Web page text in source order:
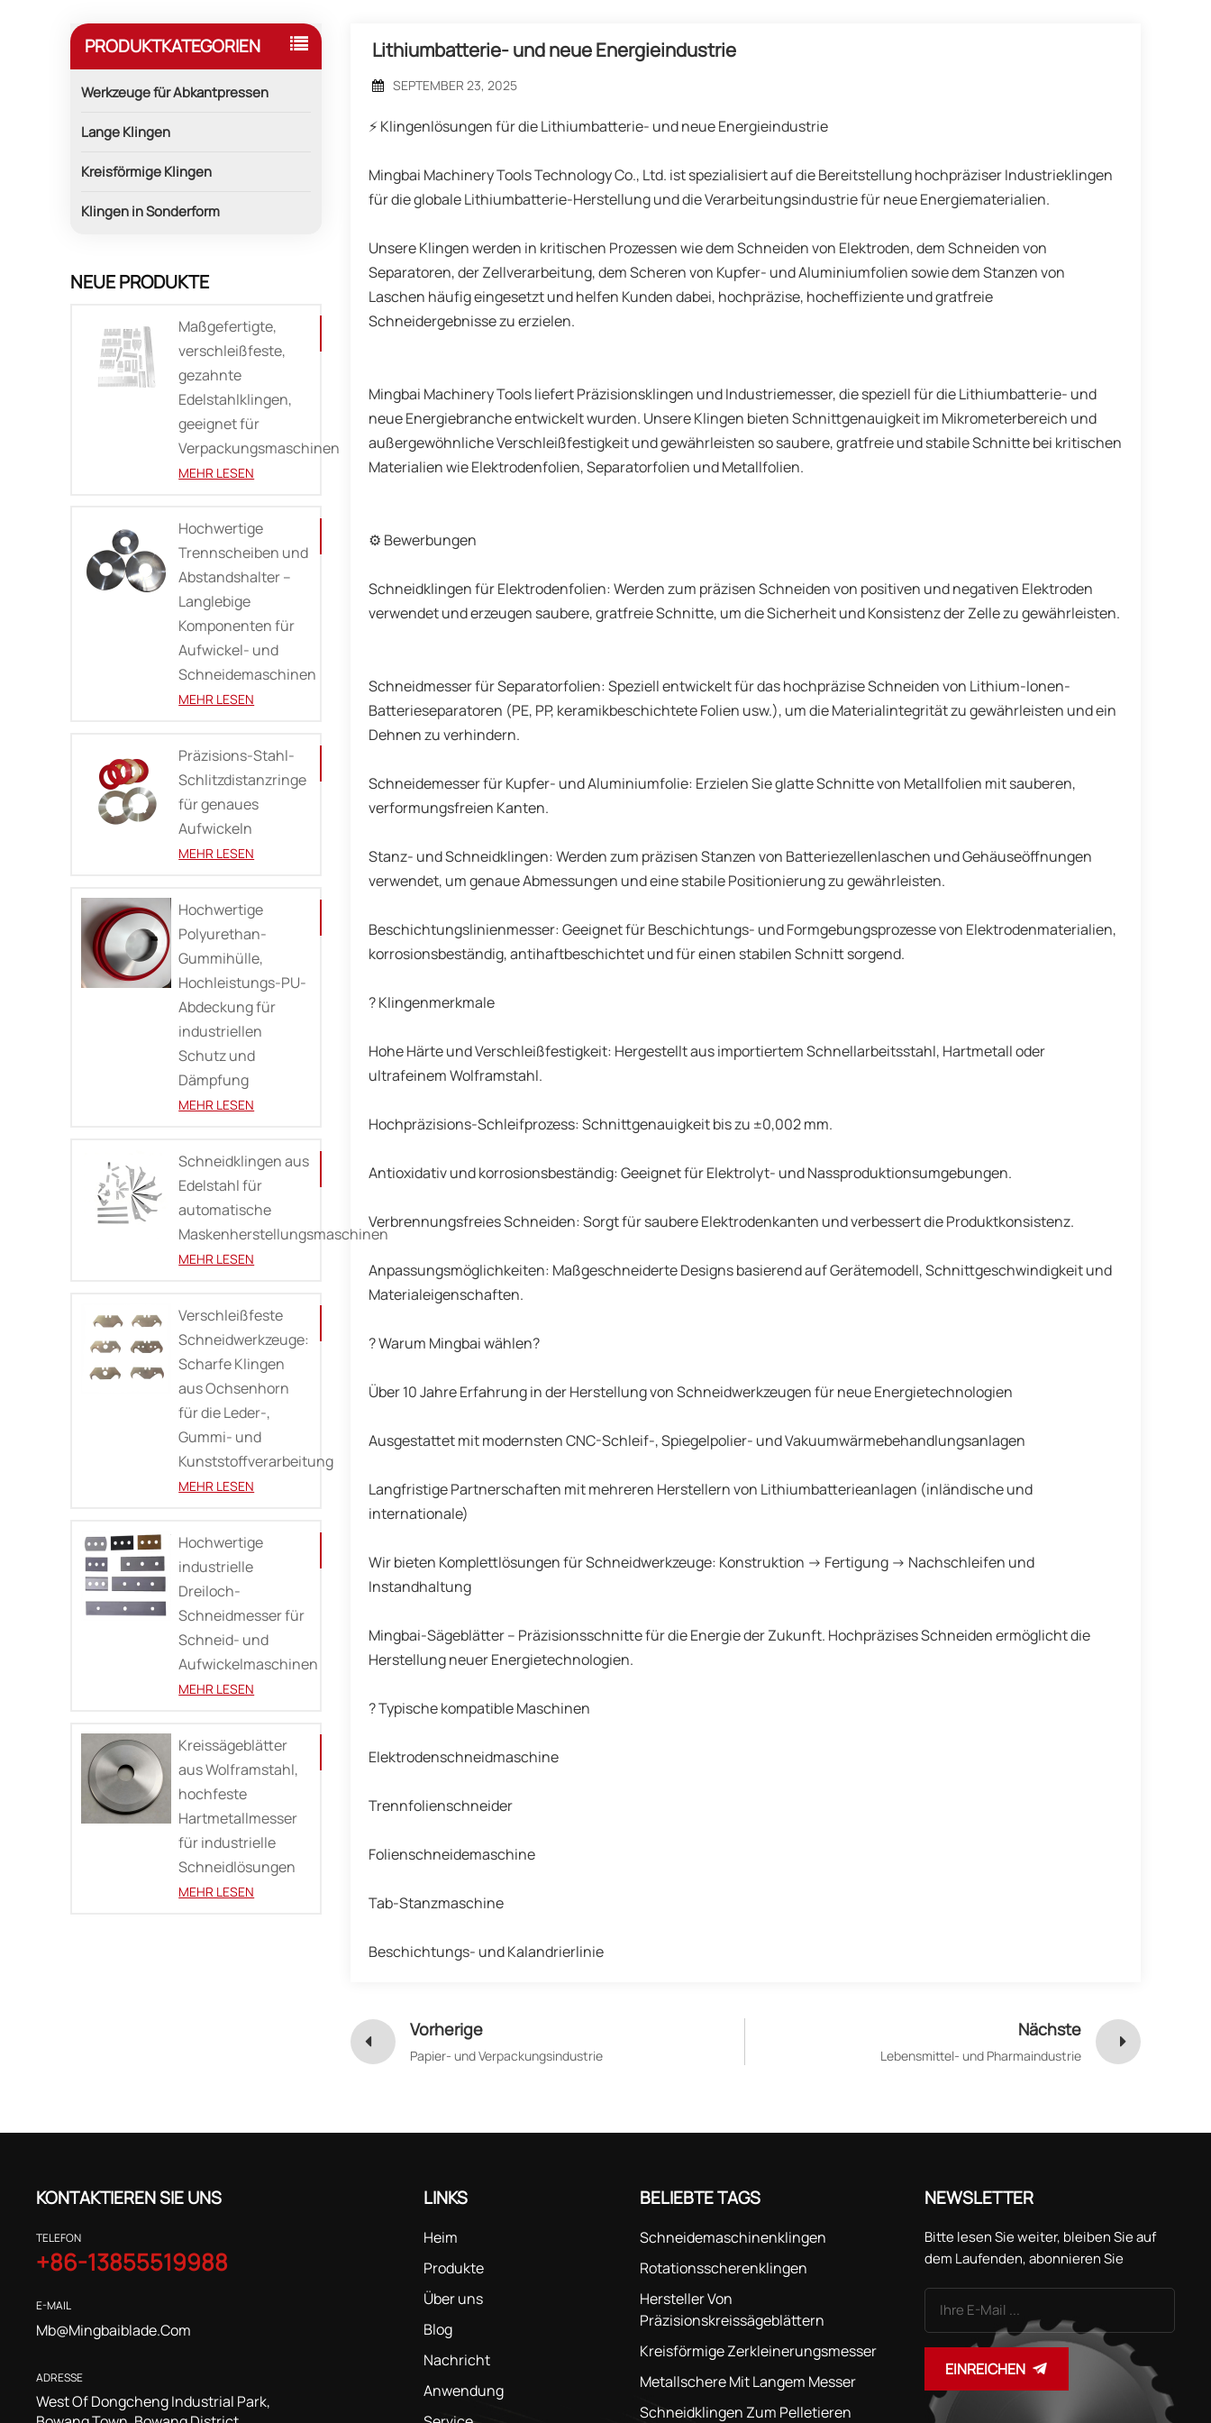
PRODUKTKATEGORIEN
Werkzeuge für Abkantpressen
Lange Klingen
Kreisförmige Klingen
Klingen in Sonderform
NEUE PRODUKTE
Maßgefertigte,
verschleißfeste,
gezahnte
Edelstahlklingen,
geeignet für
Verpackungsmaschinen
MEHR LESEN
Hochwertige
Trennscheiben und
Abstandshalter –
Langlebige
Komponenten für
Aufwickel- und
Schneidemaschinen
MEHR LESEN
Präzisions-Stahl-
Schlitzdistanzringe
für genaues
Aufwickeln
MEHR LESEN
Hochwertige
Polyurethan-
Gummihülle,
Hochleistungs-PU-
Abdeckung für
industriellen
Schutz und
Dämpfung
MEHR LESEN
Schneidklingen aus
Edelstahl für
automatische
Maskenherstellungsmaschinen
MEHR LESEN
Verschleißfeste
Schneidwerkzeuge:
Scharfe Klingen
aus Ochsenhorn
für die Leder-,
Gummi- und
Kunststoffverarbeitung
MEHR LESEN
Hochwertige
industrielle
Dreiloch-
Schneidmesser für
Schneid- und
Aufwickelmaschinen
MEHR LESEN
Kreissägeblätter
aus Wolframstahl,
hochfeste
Hartmetallmesser
für industrielle
Schneidlösungen
MEHR LESEN
Lithiumbatterie- und neue Energieindustrie
SEPTEMBER 23, 2025
⚡ Klingenlösungen für die Lithiumbatterie- und neue Energieindustrie
Mingbai Machinery Tools Technology Co., Ltd. ist spezialisiert auf die Bereitstellung hochpräziser Industrieklingen
für die globale Lithiumbatterie-Herstellung und die Verarbeitungsindustrie für neue Energiematerialien.
Unsere Klingen werden in kritischen Prozessen wie dem Schneiden von Elektroden, dem Schneiden von
Separatoren, der Zellverarbeitung, dem Scheren von Kupfer- und Aluminiumfolien sowie dem Stanzen von
Laschen häufig eingesetzt und helfen Kunden dabei, hochpräzise, ​​hocheffiziente und gratfreie
Schneidergebnisse zu erzielen.
Mingbai Machinery Tools liefert Präzisionsklingen und Industriemesser, die speziell für die Lithiumbatterie- und
neue Energiebranche entwickelt wurden. Unsere Klingen bieten Schnittgenauigkeit im Mikrometerbereich und
außergewöhnliche Verschleißfestigkeit und gewährleisten so saubere, gratfreie und stabile Schnitte bei kritischen
Materialien wie Elektrodenfolien, Separatorfolien und Metallfolien.
⚙️ Bewerbungen
Schneidklingen für Elektrodenfolien: Werden zum präzisen Schneiden von positiven und negativen Elektroden
verwendet und erzeugen saubere, gratfreie Schnitte, um die Sicherheit und Konsistenz der Zelle zu gewährleisten.
Schneidmesser für Separatorfolien: Speziell entwickelt für das hochpräzise Schneiden von Lithium-Ionen-
Batterieseparatoren (PE, PP, keramikbeschichtete Folien usw.), um die Materialintegrität zu gewährleisten und ein
Dehnen zu verhindern.
Schneidemesser für Kupfer- und Aluminiumfolie: Erzielen Sie glatte Schnitte von Metallfolien mit sauberen,
verformungsfreien Kanten.
Stanz- und Schneidklingen: Werden zum präzisen Stanzen von Batteriezellenlaschen und Gehäuseöffnungen
verwendet, um genaue Abmessungen und eine stabile Positionierung zu gewährleisten.
Beschichtungslinienmesser: Geeignet für Beschichtungs- und Formgebungsprozesse von Elektrodenmaterialien,
korrosionsbeständig, antihaftbeschichtet und für einen stabilen Schnitt sorgend.
? Klingenmerkmale
Hohe Härte und Verschleißfestigkeit: Hergestellt aus importiertem Schnellarbeitsstahl, Hartmetall oder
ultrafeinem Wolframstahl.
Hochpräzisions-Schleifprozess: Schnittgenauigkeit bis zu ±0,002 mm.
Antioxidativ und korrosionsbeständig: Geeignet für Elektrolyt- und Nassproduktionsumgebungen.
Verbrennungsfreies Schneiden: Sorgt für saubere Elektrodenkanten und verbessert die Produktkonsistenz.
Anpassungsmöglichkeiten: Maßgeschneiderte Designs basierend auf Gerätemodell, Schnittgeschwindigkeit und
Materialeigenschaften.
? Warum Mingbai wählen?
Über 10 Jahre Erfahrung in der Herstellung von Schneidwerkzeugen für neue Energietechnologien
Ausgestattet mit modernsten CNC-Schleif-, Spiegelpolier- und Vakuumwärmebehandlungsanlagen
Langfristige Partnerschaften mit mehreren Herstellern von Lithiumbatterieanlagen (inländische und
internationale)
Wir bieten Komplettlösungen für Schneidwerkzeuge: Konstruktion → Fertigung → Nachschleifen und
Instandhaltung
Mingbai-Sägeblätter – Präzisionsschnitte für die Energie der Zukunft. Hochpräzises Schneiden ermöglicht die
Herstellung neuer Energietechnologien.
? Typische kompatible Maschinen
Elektrodenschneidmaschine
Trennfolienschneider
Folienschneidemaschine
Tab-Stanzmaschine
Beschichtungs- und Kalandrierlinie
Vorherige
Papier- und Verpackungsindustrie
Nächste
Lebensmittel- und Pharmaindustrie
KONTAKTIEREN SIE UNS
TELEFON
+86-13855519988
E-MAIL
Mb@mingbaiblade.com
ADRESSE
West Of Dongcheng Industrial Park,
LINKS
Heim
Produkte
Über uns
Blog
Nachricht
Anwendung
BELIEBTE TAGS
Schneidemaschinenklingen
Rotationsscherenklingen
Hersteller Von
Präzisionskreissägeblättern
Kreisförmige Zerkleinerungsmesser
Metallschere Mit Langem Messer
Schneidklingen Zum Pelletieren
NEWSLETTER
Bitte lesen Sie weiter, bleiben Sie auf
dem Laufenden, abonnieren Sie
Ihre Meinung mit.
EINREICHEN